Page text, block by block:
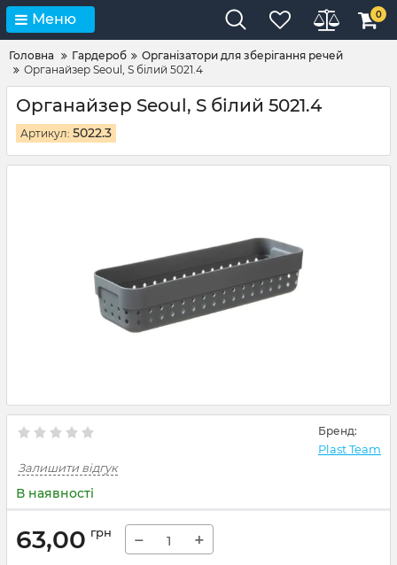
Меню 0
Головна Гардероб
Організатори для зберігання речей
Органайзер Seoul, S білий 5021.4
Органайзер Seoul, S білий 5021.4
Артикул: 5022.3
Бренд:
Plast Team
Залишити відгук
В наявності
63,00 грн − +